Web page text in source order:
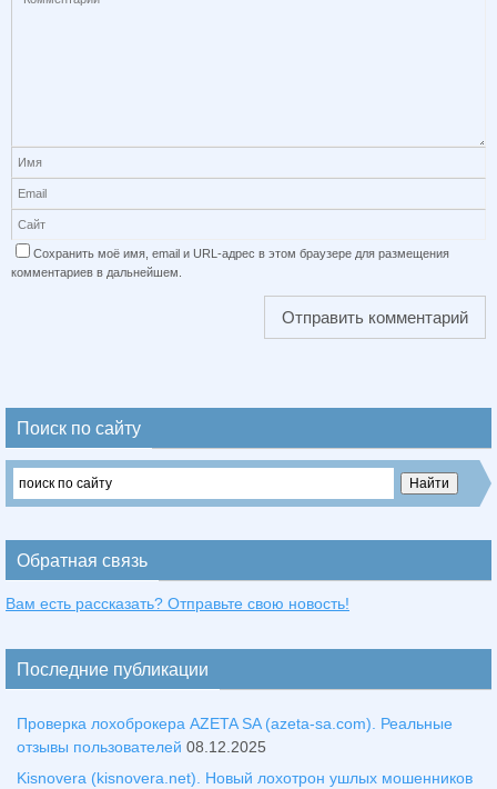
Сохранить моё имя, email и URL-адрес в этом браузере для размещения
комментариев в дальнейшем.
Поиск по сайту
Обратная связь
Вам есть рассказать? Отправьте свою новость!
Последние публикации
Проверка лохоброкера AZETA SA (azeta-sa.com). Реальные
отзывы пользователей 08.12.2025
Kisnovera (kisnovera.net). Новый лохотрон ушлых мошенников